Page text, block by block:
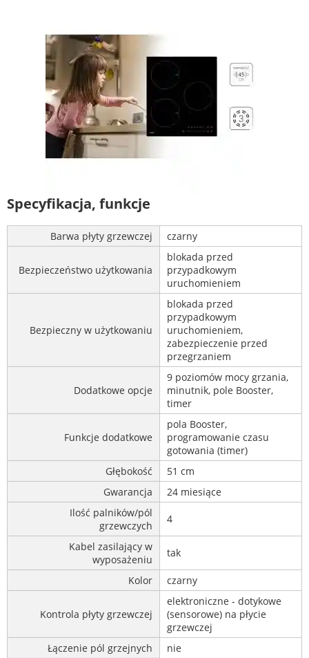
Specyfikacja, funkcje
Barwa płyty grzewczej czarny
Bezpieczeństwo użytkowania
blokada przed
przypadkowym
uruchomieniem
Bezpieczny w użytkowaniu
blokada przed
przypadkowym
uruchomieniem,
zabezpieczenie przed
przegrzaniem
Dodatkowe opcje
9 poziomów mocy grzania,
minutnik, pole Booster,
timer
Funkcje dodatkowe
pola Booster,
programowanie czasu
gotowania (timer)
Głębokość
51 cm
Gwarancja
24 miesiące
Ilość palników/pól
grzewczych
4
Kabel zasilający w
wyposażeniu
tak
Kolor czarny
Kontrola płyty grzewczej
elektroniczne - dotykowe
(sensorowe) na płycie
grzewczej
Łączenie pól grzejnych
nie